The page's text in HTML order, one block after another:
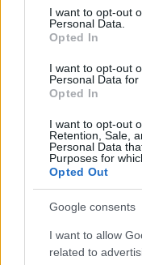
consent section.
I want to opt-out
Personal Data.
Opted In
I want to opt-out
Personal Data for
Opted In
I want to opt-out
Retention, Sale,
Personal Data
Purposes for
Opted Out
Google consents
I want to allow
related to
Könyvkiadó
oktatási
A pályázat időtartama:
A Klebelsberg Kunó
be pályázat. A
pályázatokat nem
A pályázat lebonyolítása:
A pályázaton induló
könyvek közül az